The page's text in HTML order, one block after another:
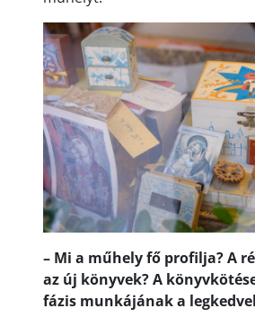
– Mi a műhely fő profilja? A
az új könyvek? A
fázis munkájának a